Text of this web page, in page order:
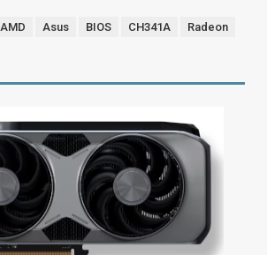
AMD Asus BIOS CH341A
Radeon